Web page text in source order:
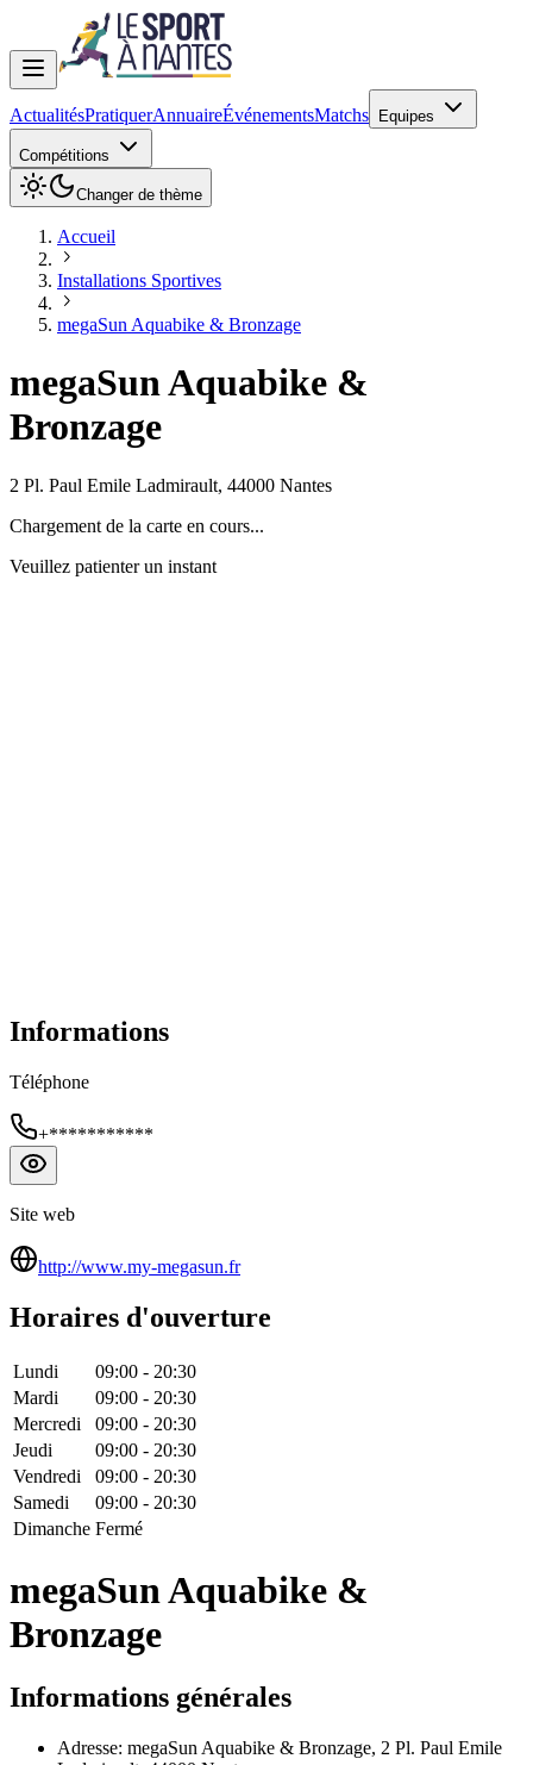
ActualitésPratiquerAnnuaireÉvénementsMatchs Equipes
Compétitions
Changer de thème
Accueil
Installations Sportives
megaSun Aquabike & Bronzage
megaSun Aquabike &
Bronzage
2 Pl. Paul Emile Ladmirault, 44000 Nantes
Chargement de la carte en cours...
Veuillez patienter un instant
Informations
Téléphone
+***********
Site web
http://www.my-megasun.fr
Horaires d'ouverture
Lundi 09:00 - 20:30
Mardi
09:00 - 20:30
Mercredi
09:00 - 20:30
Jeudi
09:00 - 20:30
Vendredi
09:00 - 20:30
Samedi
09:00 - 20:30
Dimanche Fermé
megaSun Aquabike &
Bronzage
Informations générales
Adresse: megaSun Aquabike & Bronzage, 2 Pl. Paul Emile